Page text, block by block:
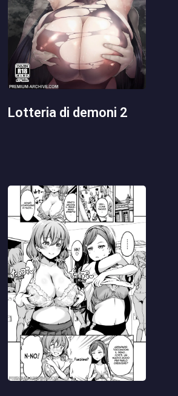
lotteria di demoni 2